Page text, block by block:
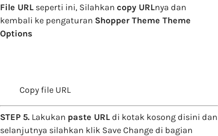
File URL seperti ini, Silahkan copy URLnya dan
kembali ke pengaturan Shopper Theme Theme
Options
Copy file URL
STEP 5. Lakukan paste URL di kotak kosong disini dan
selanjutnya silahkan klik Save Change di bagian